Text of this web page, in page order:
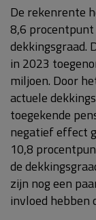
De rekenrente
8,6
dekkingsgraad.
in 2023
miljoen. Door
actuele
toegekende
negatief effect
10,8
de
zijn nog een
invloed hebben